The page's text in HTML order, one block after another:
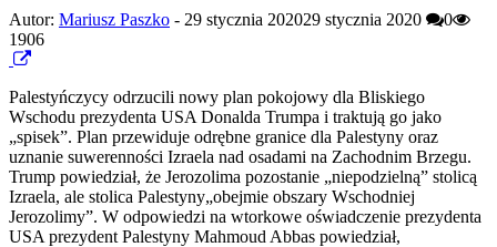
Autor: Mariusz Paszko - 29 stycznia 202029 stycznia 2020
0
1906
Palestyńczycy odrzucili nowy plan pokojowy dla Bliskiego
Wschodu prezydenta USA Donalda Trumpa i traktują go jako
„spisek”. Plan przewiduje odrębne granice dla Palestyny oraz
uznanie suwerenności Izraela nad osadami na Zachodnim Brzegu.
Trump powiedział, że Jerozolima pozostanie „niepodzielną” stolicą
Izraela, ale stolica Palestyny ​​„obejmie obszary Wschodniej
Jerozolimy”. W odpowiedzi na wtorkowe oświadczenie prezydenta
USA prezydent Palestyny ​​Mahmoud Abbas powiedział,